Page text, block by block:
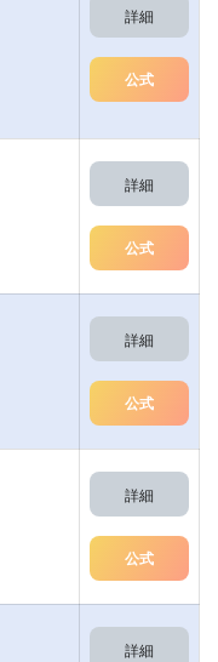
詳細
公式
詳細
公式
詳細
公式
詳細
公式
詳細